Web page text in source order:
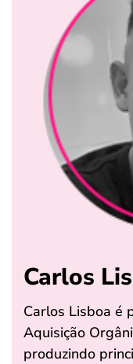
Carlos
Carlos Lisboa é
Aquisição
produzindo